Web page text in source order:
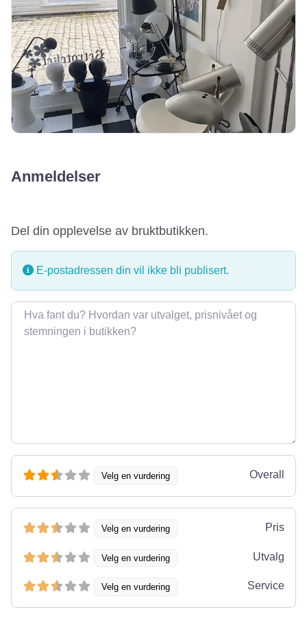
Anmeldelser
Del din opplevelse av bruktbutikken.
E-postadressen din vil ikke bli publisert.
Omtale
Velg en vurdering Overall
Velg en vurdering Pris
Velg en vurdering Utvalg
Velg en vurdering Service